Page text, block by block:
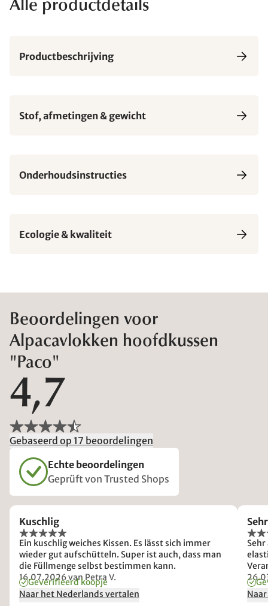
Alle productdetails
Productbeschrijving
Stof, afmetingen & gewicht
Onderhoudsinstructies
Ecologie & kwaliteit
Beoordelingen voor
Alpacavlokken hoofdkussen
"Paco"
4,7
Gebaseerd op 17 beoordelingen
Echte beoordelingen
Geprüft von Trusted Shops
Kuschlig
Ein kuschlig weiches Kissen. Es lässt sich immer
wieder gut aufschütteln. Super ist auch, dass man
die Füllmenge selbst bestimmen kann.
16.07.2026van Petra V.
Geverifieerd koopje
Naar het Nederlands vertalen
die